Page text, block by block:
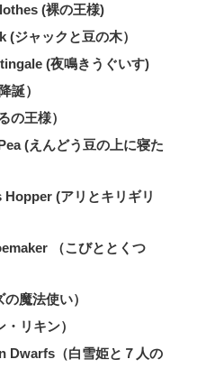
(裸の王様)
ジャックと豆の木）
(夜鳴きうぐいす)
誕）
の王様）
(えんどう豆の上に寝た
(アリとキリギリ
（こびととくつ
魔法使い）
リキン）
Dwarfs（白雪姫と７人の